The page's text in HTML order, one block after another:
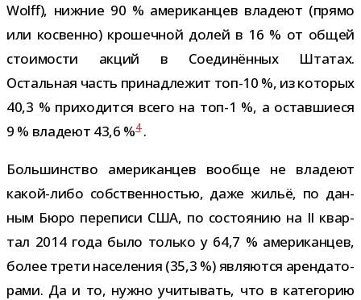
Wolff), ниж­ние 90 % аме­ри­кан­цев вла­деют (прямо
или кос­венно) кро­шеч­ной долей в 16 % от общей
сто­и­мо­сти акций в Соединённых Штатах.
Остальная часть при­над­ле­жит топ-​10 %, из кото­рых
40,3 % при­хо­дится всего на топ-​1 %, а остав­ши­еся
9 % вла­деют 43,6 %4.
Большинство аме­ри­кан­цев вообще не вла­деют
какой-​либо соб­ствен­но­стью, даже жильё, по дан­
ным Бюро пере­писи США, по состо­я­нию на II квар­
тал 2014 года было только у 64,7 % аме­ри­кан­цев,
более трети насе­ле­ния (35,3 %) явля­ются арен­да­то­
рами. Да и то, нужно учи­ты­вать, что в кате­го­рию